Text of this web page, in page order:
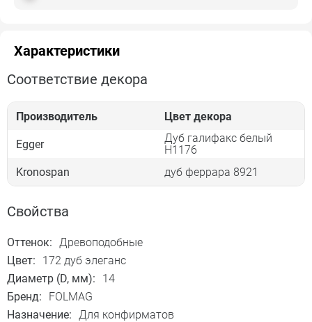
Характеристики
Соответствие декора
Производитель Цвет декора
Egger
Дуб галифакс белый
Н1176
Kronospan
дуб феррара 8921
Свойства
Оттенок: Древоподобные
Цвет:
172 дуб элеганс
Диаметр (D, мм):
14
Бренд:
FOLMAG
Назначение: Для конфирматов